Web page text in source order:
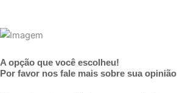
A opção que você escolheu!
Por favor nos fale mais sobre sua opinião